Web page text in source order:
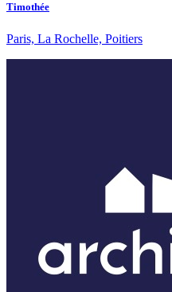
Timothée
Paris, La Rochelle, Poitiers